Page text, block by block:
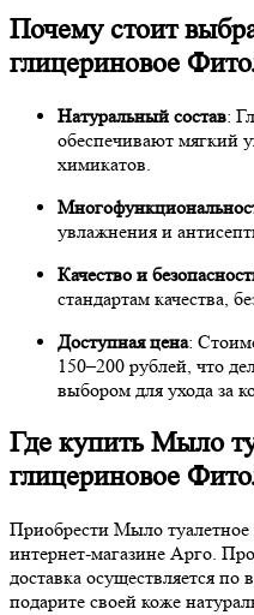
Почему стоит
глицериновое
Натуральный состав:
обеспечивают мягкий
химикатов.
увлажнения и
Качество и
стандартам качества,
Доступная цена:
150–200 рублей, что
выбором для ухода за
Где купить Мыло
глицериновое
Приобрести Мыло
интернет-магазине Арго.
доставка осуществляется по
подарите своей коже